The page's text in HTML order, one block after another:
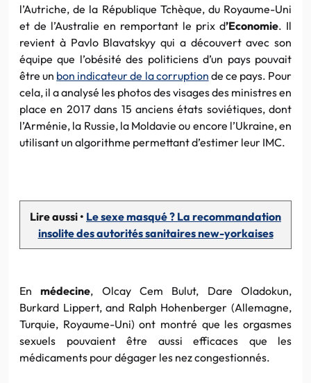
l’Autriche, de la République Tchèque, du Royaume-Uni
et de l’Australie en remportant le prix d’Economie. Il
revient à Pavlo Blavatskyy qui a découvert avec son
équipe que l’obésité des politiciens d’un pays pouvait
être un bon indicateur de la corruption de ce pays. Pour
cela, il a analysé les photos des visages des ministres en
place en 2017 dans 15 anciens états soviétiques, dont
l’Arménie, la Russie, la Moldavie ou encore l’Ukraine, en
utilisant un algorithme permettant d’estimer leur IMC.
Lire aussi • Le sexe masqué ? La recommandation
insolite des autorités sanitaires new-yorkaises
Enmédecine, Olcay Cem Bulut, Dare Oladokun,
Burkard Lippert, and Ralph Hohenberger (Allemagne,
Turquie, Royaume-Uni) ont montré que les orgasmes
sexuels pouvaient être aussi efficaces que les
médicaments pour dégager les nez congestionnés.